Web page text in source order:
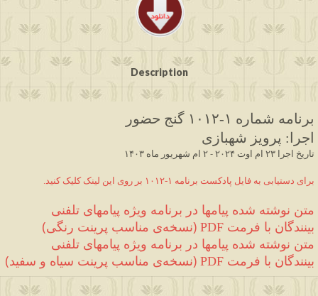
Description
برنامه شماره ۱ -۱۰۱۲
گنج حضور
اجرا : پرویز شهبازی
۱۴۰۳ تاریخ اجرا ۲۳ ام اوت ۲۰۲۴ - ۲ ام شهریور ماه
.برای دستیابی به فایل پادکست برنامه ۱-۱۰۱۲ بر روی این لینک کلیک کنید
متن نوشته شده
بینندگان با فرمت PDF
(نسخه‌ی مناسب پرینت رنگی
)
متن نوشته شده
بینندگان با فرمت PDF
(نسخه‌ی مناسب پرینت سیاه و سفید )